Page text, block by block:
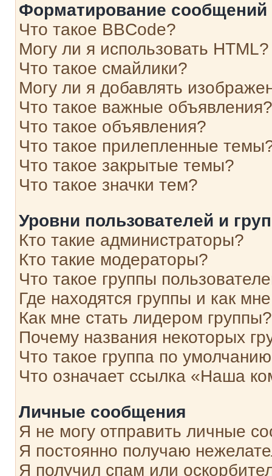
Форматирование
Что такое BBCode?
Могу ли я использовать HTML?
Что такое смайлики?
Могу ли я добавлять
Что такое важные объявления?
Что такое объявления?
Что такое прилепленные
Что такое закрытые темы?
Что такое значки тем?
Уровни пользователей и
Кто такие администраторы?
Кто такие модераторы?
Что такое группы
Где находятся группы и как
Как мне стать лидером группы?
Почему названия некоторых
Что такое группа по
Что означает ссылка «Наша
Личные сообщения
Я не могу отправить личные
Я постоянно получаю
Я получил спам или